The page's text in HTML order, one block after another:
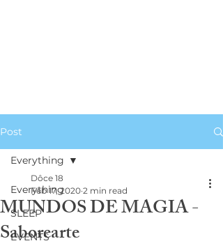
Post
Everything
SLEEP
EVENTS
Everything
MUNDOS DE MAGIA -
Saborearte
Dôce 18
Feb 17, 2020 2 min read